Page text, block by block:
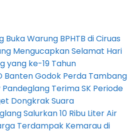
Buka Warung BPHTB di Ciruas
Mengucapkan Selamat Hari
yang ke-19 Tahun
Banten Godok Perda Tambang
Pandeglang Terima SK Periode
Dongkrak Suara
Salurkan 10 Ribu Liter Air
Terdampak Kemarau di